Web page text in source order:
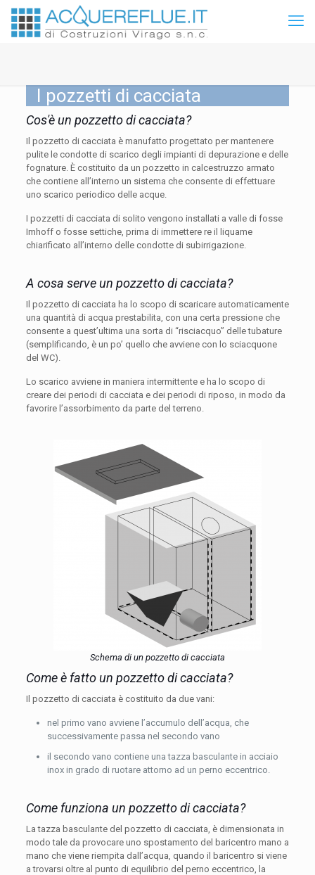
I pozzetti di cacciata
Cos'è un pozzetto di cacciata?
Il pozzetto di cacciata è manufatto progettato per mantenere
pulite le condotte di scarico degli impianti di depurazione e delle
fognature. È costituito da un pozzetto in calcestruzzo armato
che contiene all’interno un sistema che consente di effettuare
uno scarico periodico delle acque.
I pozzetti di cacciata di solito vengono installati a valle di fosse
Imhoff o fosse settiche, prima di immettere re il liquame
chiarificato all’interno delle condotte di subirrigazione.
A cosa serve un pozzetto di cacciata?
Il pozzetto di cacciata ha lo scopo di scaricare automaticamente
una quantità di acqua prestabilita, con una certa pressione che
consente a quest’ultima una sorta di “risciacquo” delle tubature
(semplificando, è un po’ quello che avviene con lo sciacquone
del WC).
Lo scarico avviene in maniera intermittente e ha lo scopo di
creare dei periodi di cacciata e dei periodi di riposo, in modo da
favorire l’assorbimento da parte del terreno.
Schema di un pozzetto di cacciata
Come è fatto un pozzetto di cacciata?
Il pozzetto di cacciata è costituito da due vani:
nel primo vano avviene l’accumulo dell’acqua, che
successivamente passa nel secondo vano
il secondo vano contiene una tazza basculante in acciaio
inox in grado di ruotare attorno ad un perno eccentrico.
Come funziona un pozzetto di cacciata?
La tazza basculante del pozzetto di cacciata, è dimensionata in
modo tale da provocare uno spostamento del baricentro mano a
mano che viene riempita dall’acqua, quando il baricentro si viene
a trovarsi oltre al punto di equilibrio del perno eccentrico, la